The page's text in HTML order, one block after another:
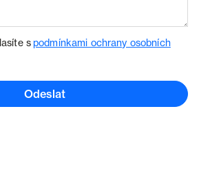
spodmínkami ochrany osobních
Odeslat